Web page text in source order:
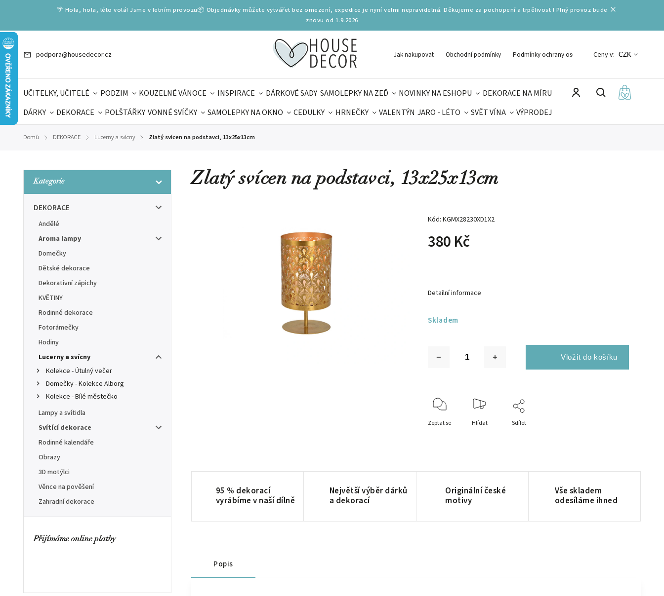
🌴 Hola, hola, léto volá! Jsme v letním provozu📦 Objednávky můžete vytvářet bez omezení, expedice je nyní velmi nepravidelná. Děkujeme za pochopení a trpělivost ! Plný provoz bude
znovu od 1.9.2026
podpora@housedecor.cz Jak nakupovat Obchodní podmínky Podmínky ochrany osobních údajů
Ceny v: CZK
UČITELKY, UČITELÉ PODZIM KOUZELNÉ VÁNOCE INSPIRACE DÁRKOVÉ SADY SAMOLEPKY NA ZEĎ NOVINKY NA ESHOPU
DEKORACE NA MÍRU
DÁRKY
DEKORACE POLŠTÁŘKY VONNÉ SVÍČKY SAMOLEPKY NA OKNO CEDULKY HRNEČKY VALENTÝN JARO - LÉTO SVĚT VÍNA
VÝPRODEJ
DÁRKOVÉ VOUCHERY
Domů / DEKORACE / Lucerny a svícny / Zlatý svícen na podstavci, 13x25x13cm
Kategorie
DEKORACE
Andělé
Aroma lampy
Domečky
Dětské dekorace
Dekorativní zápichy
KVĚTINY
Rodinné dekorace
Fotorámečky
Hodiny
Lucerny a svícny
Kolekce - Útulný večer
Domečky - Kolekce Alborg
Kolekce - Bílé městečko
Lampy a svítidla
Svítící dekorace
Rodinné kalendáře
Obrazy
3D motýlci
Věnce na pověšení
Zahradní dekorace
Přijímáme online platby
Zlatý svícen na podstavci, 13x25x13cm
Kód: KGMX28230XD1X2
380 Kč
Skladem
Detailní informace
Zeptat se Hlídat Sdílet
95 % dekorací
vyrábíme v naší dílně
Největší výběr dárků
a dekorací
Originální české
motivy
Vše skladem
odesíláme ihned
Popis